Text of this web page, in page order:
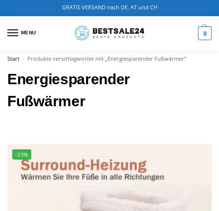
GRATIS VERSAND nach DE, AT und CH
MENU 0
Start / Produkte verschlagwortet mit „Energiesparender Fußwärmer“
Energiesparender
Fußwärmer
-33%